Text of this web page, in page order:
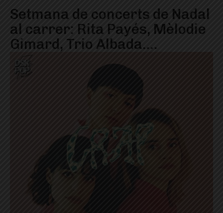
Setmana de concerts de Nadal
al carrer: Rita Payés, Mèlodie
Gimard, Trio Albada….